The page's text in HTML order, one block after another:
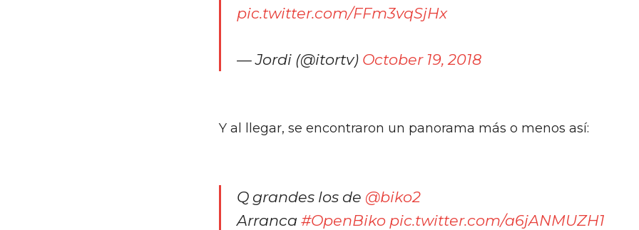
pic.twitter.com/FFm3vqSjHx
— Jordi (@itortv) October 19, 2018
Y al llegar, se encontraron un panorama más o menos así:
Q grandes los de ⁦ @biko2
Arranca #OpenBiko pic.twitter.com/a6jANMUZH1